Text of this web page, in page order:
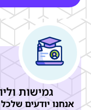
גמישות
אנחנו יודעים